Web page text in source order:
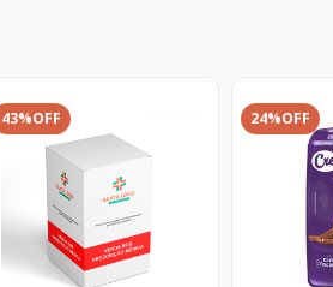
43%OFF 24%OFF